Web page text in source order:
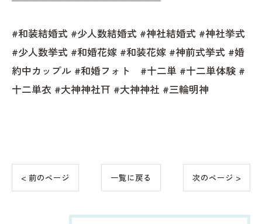
#和装結婚式 #少人数結婚式 #神社結婚式 #神社挙式
#少人数挙式 #和婚花嫁 #和装花嫁 #神前式挙式 #婚
約中カップル #和婚フォト #十二単 #十二単体験 #
十二単衣 #大神神社⛩ #大神神社 #三輪明神
< 前のページ 一覧に戻る 次のページ >